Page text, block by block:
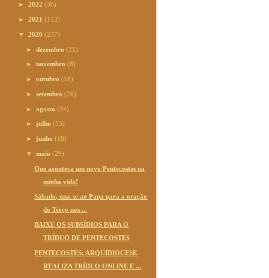
► 2022 (36)
► 2021 (113)
▼ 2020 (237)
►dezembro(11)
►novembro(8)
►outubro(18)
►setembro(26)
►agosto(34)
► julho(33)
► junho(18)
▼maio(29)
Que aconteça um novo Pentecostes na
minha vida!
Sábado, una-se ao Papa para a oração
do Terço nos ...
BAIXE OS SUBSÍDIOS PARA O
TRÍDUO DE PENTECOSTES
PENTECOSTES: ARQUIDIOCESE
REALIZA TRÍDUO ONLINE E ...